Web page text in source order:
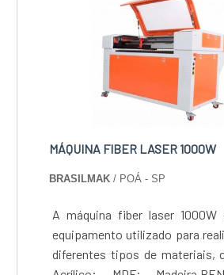
MÁQUINA FIBER LASER 1000W
BRASILMAK / POÁ - SP
A máquina fiber laser
equipamento utilizado para
diferentes tipos de materiais,